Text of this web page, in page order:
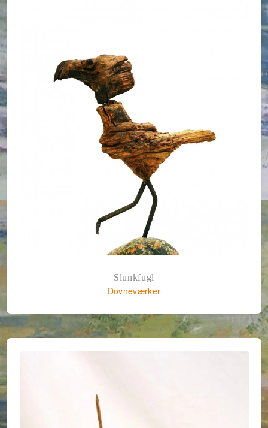
Slunkfugl
Dovneværker